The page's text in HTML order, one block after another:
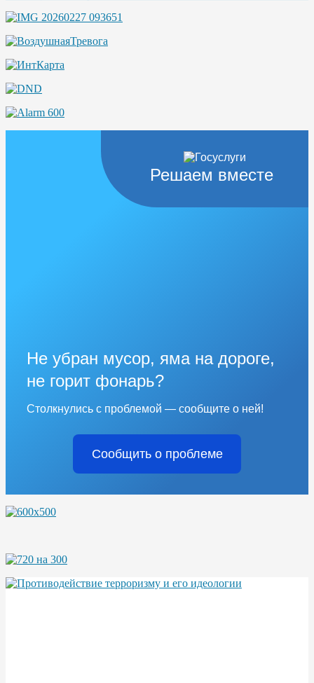
Решаем вместе
Не убран мусор, яма на дороге,
не горит фонарь?
Столкнулись с проблемой — сообщите о ней!
Сообщить о проблеме